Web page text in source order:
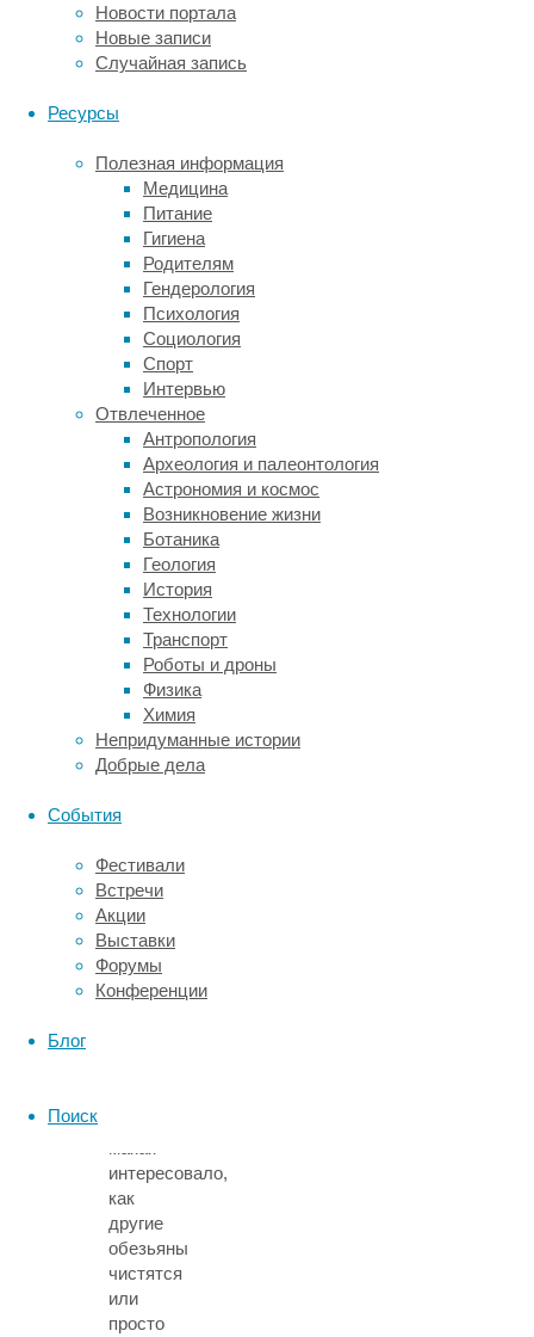
Новости портала
Новые записи
Случайная запись
Ресурсы
Полезная информация
Медицина
Питание
Гигиена
Родителям
Гендерология
Психология
Социология
Спорт
Интервью
Отвлеченное
Антропология
Археология и палеонтология
Астрономия и космос
Возникновение жизни
Ботаника
Геология
История
Технологии
Транспорт
Роботы и дроны
Физика
Химия
Непридуманные истории
Добрые дела
События
Фестивали
Встречи
Акции
Выставки
Форумы
Конференции
Блог
Поиск
куда-
то
бежали,
сидели
рядом
другом,
или
чистили
друг
другу
шерсть,
или
ссорились.
Исследователи
следили,
как
долго
макаки-
зрители
смотрят
на
экран
как
реагируют
на
увиденное.
Оказалось,
больше
внимания
привлекали
ссорящиеся
обезьяны,
за
ними
интересовало,
как
другие
обезьяны
чистятся
или
просто